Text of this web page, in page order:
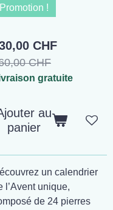
Promotion !
CHF
CHF
gratuite
au
panier
un calendrier
l’Avent unique,
de 24 pierres